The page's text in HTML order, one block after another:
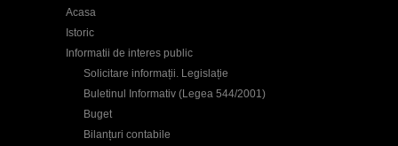
Acasa
Istoric
Informatii de interes public
Solicitare informații. Legislație
Buletinul Informativ (Legea 544/2001)
Buget
Bilanțuri contabile